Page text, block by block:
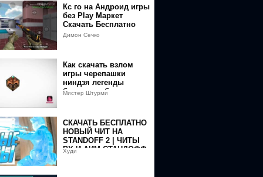
Кс го на Андроид игры
без Play Маркет
Скачать Бесплатно
Димон Сечко
Как скачать взлом
игры черепашки
ниндзя легенды
бесплатно без вирусов
Мистер Штурми
СКАЧАТЬ БЕСПЛАТНО
НОВЫЙ ЧИТ НА
STANDOFF 2 | ЧИТЫ
ВХ И АИМ СТАНДОФФ
Худи